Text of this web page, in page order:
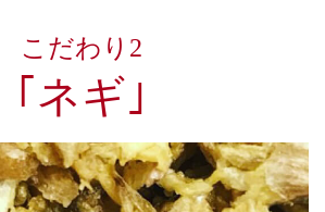
こだわり2
｢ネギ｣